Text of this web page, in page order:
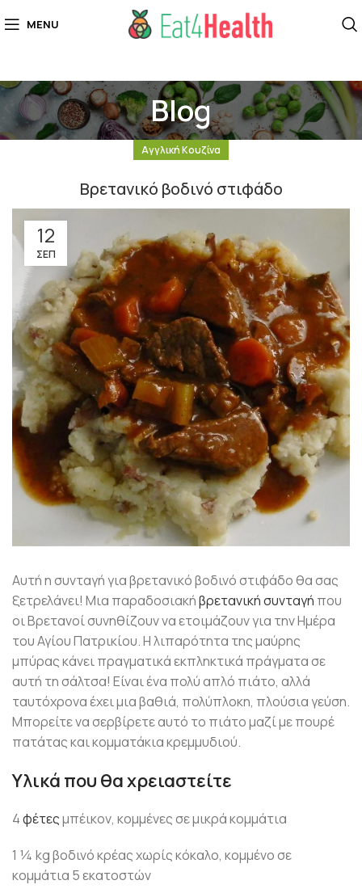
MENU
Blog
Αγγλική Κουζίνα
Βρετανικό βοδινό στιφάδο
12
ΣΕΠ
Αυτή η συνταγή για βρετανικό βοδινό στιφάδο θα σας
ξετρελάνει! Μια παραδοσιακήβρετανική συνταγή που
οι Βρετανοί συνηθίζουν να ετοιμάζουν για την Ημέρα
του Αγίου Πατρικίου. Η λιπαρότητα της μαύρης
μπύρας κάνει πραγματικά εκπληκτικά πράγματα σε
αυτή τη σάλτσα! Είναι ένα πολύ απλό πιάτο, αλλά
ταυτόχρονα έχει μια βαθιά, πολύπλοκη, πλούσια γεύση.
Μπορείτε να σερβίρετε αυτό το πιάτο μαζί με πουρέ
πατάτας και κομματάκια κρεμμυδιού.
Υλικά που θα χρειαστείτε
4φέτεςμπέικον, κομμένες σε μικρά κομμάτια
1 ¼ kg βοδινό κρέας χωρίς κόκαλο, κομμένο σε
κομμάτια 5 εκατοστών